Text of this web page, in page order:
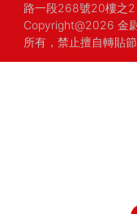
路一段268號20樓之2
Copyright@2026 金
所有，禁止擅自轉貼